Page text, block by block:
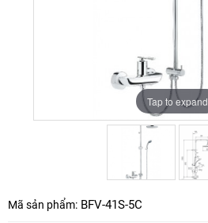
Tap to expand
Tap to expand
Mã sản phẩm: BFV-41S-5C